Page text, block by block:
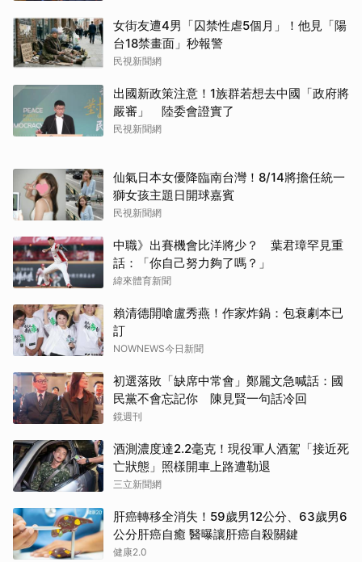
女街友遭4男「囚禁性虐5個月」！他見「陽
台18禁畫面」秒報警
民視新聞網
出國新政策注意！1族群若想去中國「政府將
嚴審」 陸委會證實了
民視新聞網
仙氣日本女優降臨南台灣！8/14將擔任統一
獅女孩主題日開球嘉賓
民視新聞網
中職》出賽機會比洋將少？ 葉君璋罕見重
話：「你自己努力夠了嗎？」
緯來體育新聞
賴清德開嗆盧秀燕！作家炸鍋：包衰劇本已
訂
NOWNEWS今日新聞
初選落敗「缺席中常會」鄭麗文急喊話：國
民黨不會忘記你 陳見賢一句話冷回
鏡週刊
酒測濃度達2.2毫克！現役軍人酒駕「接近死
亡狀態」照樣開車上路遭勒退
三立新聞網
肝癌轉移全消失！59歲男12公分、63歲男6
公分肝癌自癒 醫曝讓肝癌自殺關鍵
健康2.0